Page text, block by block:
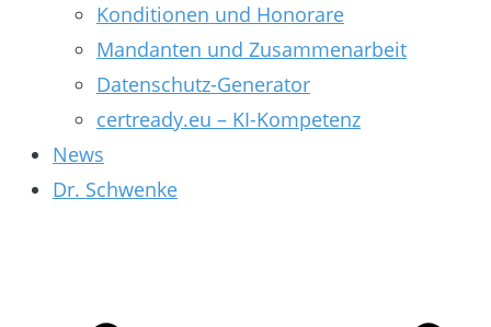
Konditionen und Honorare
Mandanten und Zusammenarbeit
Datenschutz-Generator
certready.eu – KI-Kompetenz
News
Dr. Schwenke